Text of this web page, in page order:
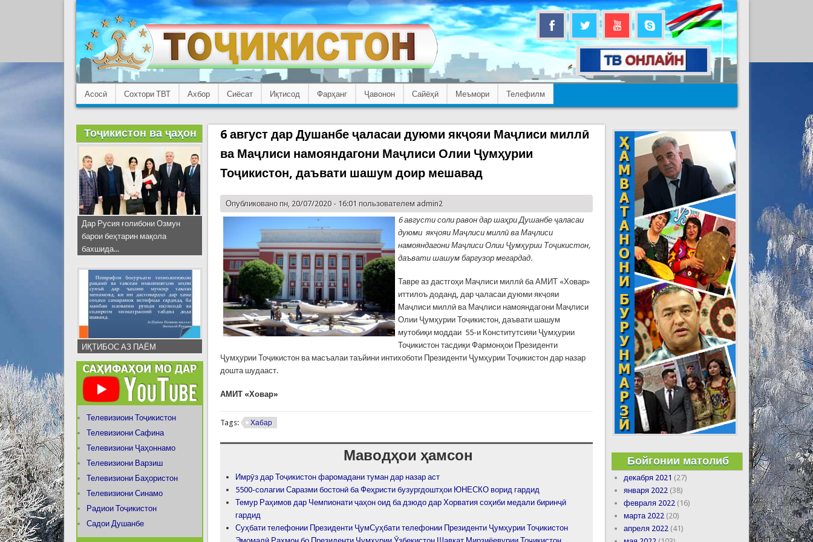
Асосӣ Сохтори ТВТ Ахбор Сиёсат Иқтисод Фарҳанг Ҷавонон Сайёҳӣ Меъмори Телефилм
6 август дар Душанбе ҷаласаи дуюми якҷояи Маҷлиси миллӣ
ва Маҷлиси намояндагони Маҷлиси Олии Ҷумҳурии
Тоҷикистон, даъвати шашум доир мешавад
Опубликовано пн, 20/07/2020 - 16:01 пользователем admin2
6 августи соли равон дар шаҳри Душанбе ҷаласаи
дуюми якҷояи Маҷлиси миллӣ ва Маҷлиси
намояндагони Маҷлиси Олии Ҷумҳурии Тоҷикистон,
даъвати шашум баргузор мегардад.
Тавре аз дастгоҳи Маҷлиси миллӣ ба АМИТ «Ховар»
иттилоъ доданд, дар ҷаласаи дуюми якҷояи
Маҷлиси миллӣ ва Маҷлиси намояндагони Маҷлиси
Олии Ҷумҳурии Тоҷикистон, даъвати шашум
мутобиқи моддаи 55-и Конститутсияи Ҷумҳурии
Тоҷикистон тасдиқи Фармонҳои Президенти
Ҷумҳурии Тоҷикистон ва масъалаи таъйини интихоботи Президенти Ҷумҳурии Тоҷикистон дар назар
дошта шудааст.
АМИТ «Ховар»
Tags: Хабар
Маводҳои ҳамсон
Имрӯз дар Тоҷикистон фаромадани туман дар назар аст
5500-солагии Саразми бостонӣ ба Феҳристи бузургдоштҳои ЮНЕСКО ворид гардид
Темур Раҳимов дар Чемпионати ҷаҳон оид ба дзюдо дар Хорватия соҳиби медали биринҷӣ
гардид
Суҳбати телефонии Президенти ҶумСуҳбати телефонии Президенти Ҷумҳурии Тоҷикистон
Тоҷикистон ва ҷаҳон
Дар Русия ғолибони Озмун
барои беҳтарин мақола
бахшида...
ИҚТИБОС АЗ ПАЁМ
Телевизиоин Тоҷикистон
Телевизиони Сафина
Телевизиони Ҷаҳоннамо
Телевизиони Варзиш
Телевизиони Баҳористон
Телевизиони Синамо
Радиои Тоҷикистон
Садои Душанбе
Бойгонии матолиб
декабря 2021 (27)
января 2022 (38)
февраля 2022 (16)
марта 2022 (20)
апреля 2022 (41)